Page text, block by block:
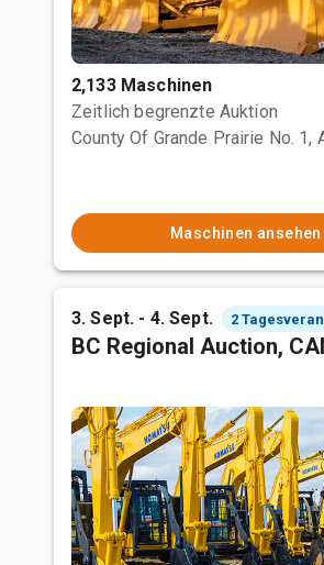
2,133 Maschinen
Zeitlich begrenzte Auktion
County Of Grande Prairie No. 1,
Maschinen ansehen
3. Sept. - 4. Sept. 2
BC Regional Auction,